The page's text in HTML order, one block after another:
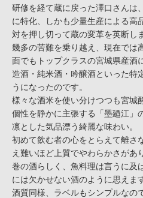
研修を経て蔵に戻った澤口さんは
に特化、しかも少量生産による高
対を押し切って蔵の変革を英断し
幾多の苦難を乗り越え、現在では
面でもトップクラスの宮城県産酒
造酒・純米酒・吟醸酒といった特
うになったのです。
様々な酒米を使い分けつつも宮城
個性を静かに主張する「墨廼江」
凛とした気品漂う綺麗な味わい。
初めて飲む者の心をとらえて離さ
え難いほど上質でやわらかさがあ
巻の酒らしく、魚料理は言うに及
には欠かせない酒のように思えま
酒質同様、ラベルもシンプルなの